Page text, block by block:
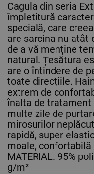
Cagula din seria
împletitură
specială, care
are sarcina nu atât
de a vă menține
natural. Țesătura
are o întindere de
toate direcțiile.
extrem de
înalta de
multe zile de
mirosurilor
rapidă, super
moale,
MATERIAL: 95%
g/m²